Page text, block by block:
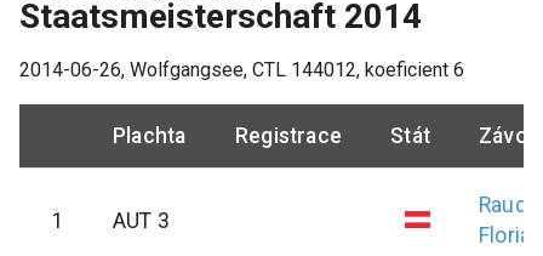
Staatsmeisterschaft 2014
2014-06-26, Wolfgangsee, CTL 144012, koeficient 6
Plachta Registrace Stát
1 AUT 3
Florian